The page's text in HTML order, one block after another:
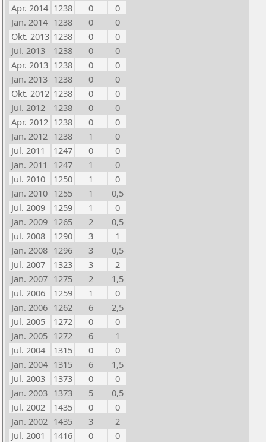
Apr. 2014 1238 0
0
Jan. 2014 1238 0
0
Okt. 2013 1238 0
0
Jul. 2013
1238 0
0
Apr. 2013 1238 0
0
Jan. 2013 1238 0
0
Okt. 2012 1238 0
0
Jul. 2012
1238 0
0
Apr. 2012 1238 0
0
Jan. 2012 1238 1
0
Jul. 2011
1247 0
0
Jan. 2011
1247 1
0
Jul. 2010
1250 1
0
Jan. 2010 1255 1
0,5
Jul. 2009
1259 1
0
Jan. 2009 1265 2
0,5
Jul. 2008
1290 3
1
Jan. 2008 1296 3
0,5
Jul. 2007
1323 3
2
Jan. 2007 1275 2
1,5
Jul. 2006
1259 1
0
Jan. 2006 1262 6
2,5
Jul. 2005
1272 0
0
Jan. 2005 1272 6
1
Jul. 2004
1315 0
0
Jan. 2004 1315 6
1,5
Jul. 2003
1373 0
0
Jan. 2003 1373 5
0,5
Jul. 2002
1435 0
0
Jan. 2002 1435 3
2
Jul. 2001
1416 0
0